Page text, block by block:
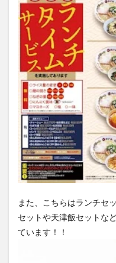
また、こちらはランチセ
セットや天津飯セットな
ています！！